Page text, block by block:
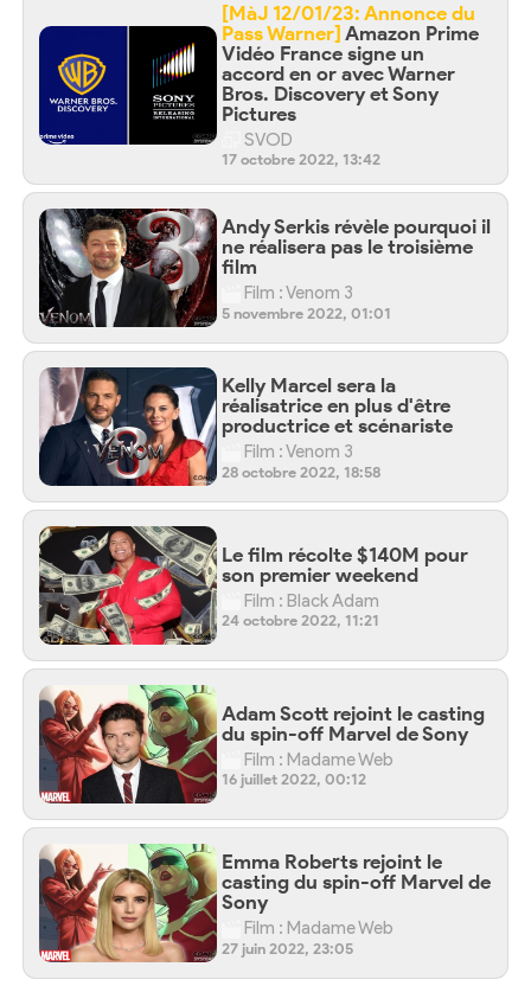
[MàJ 12/01/23: Annonce du
Pass Warner] Amazon Prime
Vidéo France signe un
accord en or avec Warner
Bros. Discovery et Sony
Pictures
SVOD
17 octobre 2022, 13:42
Andy Serkis révèle pourquoi il
ne réalisera pas le troisième
film
Film : Venom 3
5 novembre 2022, 01:01
Kelly Marcel sera la
réalisatrice en plus d'être
productrice et scénariste
Film : Venom 3
28 octobre 2022, 18:58
Le film récolte $140M pour
son premier weekend
Film : Black Adam
24 octobre 2022, 11:21
Adam Scott rejoint le casting
du spin-off Marvel de Sony
Film : Madame Web
16 juillet 2022, 00:12
Emma Roberts rejoint le
casting du spin-off Marvel de
Sony
Film : Madame Web
27 juin 2022, 23:05